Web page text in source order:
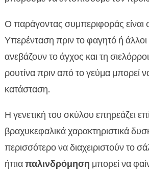
Ο παράγοντας συμπεριφοράς είναι
Υπερένταση πριν το φαγητό ή
ανεβάζουν το άγχος και τη
ρουτίνα πριν από το γεύμα μπορεί
κατάσταση.
Η γενετική του σκύλου επηρεάζει
βραχυκεφαλικά χαρακτηριστικά
περισσότερο να διαχειριστούν το
ήπιαπαλινδρόμηση μπορεί να